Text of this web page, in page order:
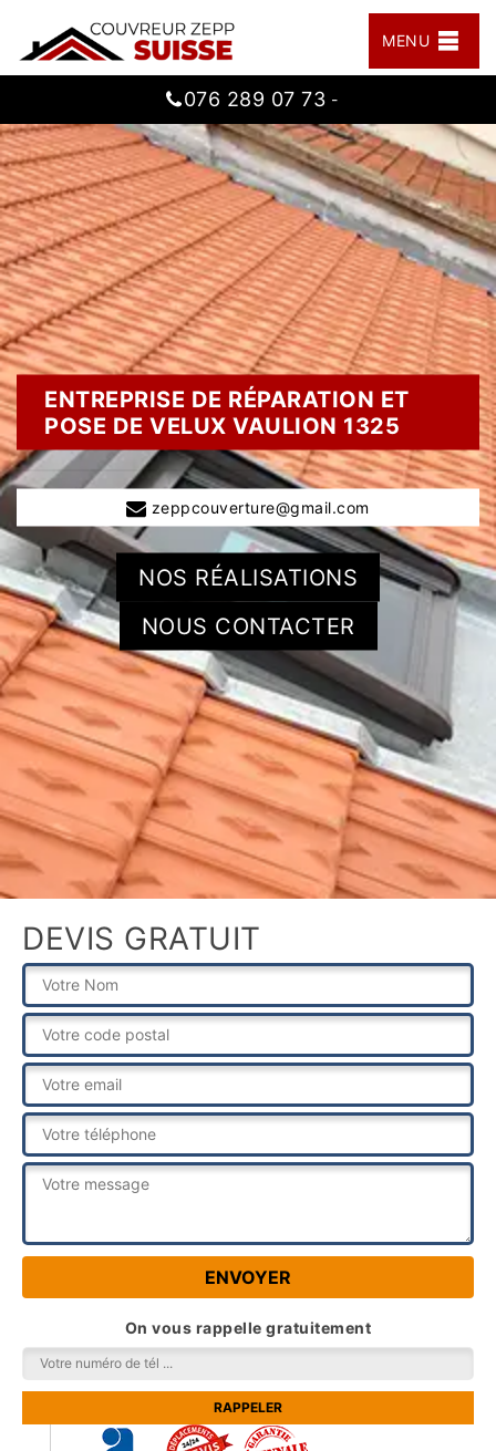
MENU
076 289 07 73 -
ENTREPRISE DE RÉPARATION ET
POSE DE VELUX VAULION 1325
zeppcouverture@gmail.com
NOS RÉALISATIONS
NOUS CONTACTER
DEVIS GRATUIT
On vous rappelle gratuitement